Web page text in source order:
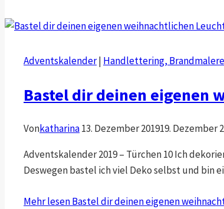
Adventskalender| Handlettering,
Bastel dir deinen eigenen
Vonkatharina13. Dezember 201919. Dezember
Adventskalender 2019 – Türchen 10 Ich
Deswegen bastel ich viel Deko selbst und bin
Mehr lesenBastel dir deinen eigenen